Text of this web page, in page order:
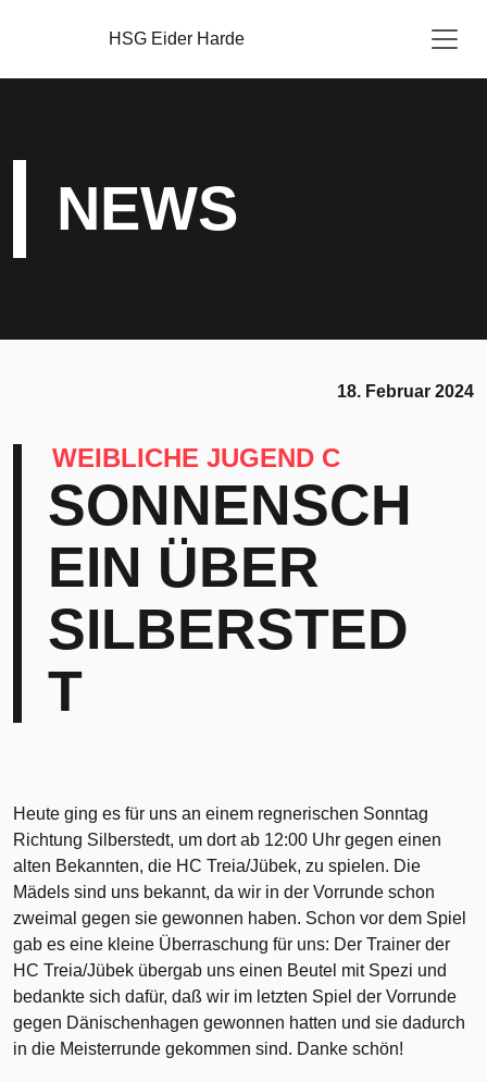
HSG Eider Harde
NEWS
18. Februar 2024
WEIBLICHE JUGEND C
SONNENSCH
EIN ÜBER
SILBERSTED
T
Heute ging es für uns an einem regnerischen Sonntag
Richtung Silberstedt, um dort ab 12:00 Uhr gegen einen
alten Bekannten, die HC Treia/Jübek, zu spielen. Die
Mädels sind uns bekannt, da wir in der Vorrunde schon
zweimal gegen sie gewonnen haben. Schon vor dem Spiel
gab es eine kleine Überraschung für uns: Der Trainer der
HC Treia/Jübek übergab uns einen Beutel mit Spezi und
bedankte sich dafür, daß wir im letzten Spiel der Vorrunde
gegen Dänischenhagen gewonnen hatten und sie dadurch
in die Meisterrunde gekommen sind. Danke schön!